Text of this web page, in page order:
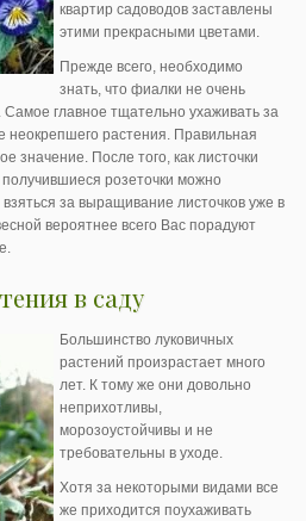
квартир садоводов заставлены
этими прекрасными цветами.
Прежде всего, необходимо
знать, что фиалки не очень
главное тщательно ухаживать за
неокрепшего растения. Правильная
значение. После того, как листочки
розеточки можно
за выращивание листочков уже в
вероятнее всего Вас порадуют
в саду
Большинство луковичных
растений произрастает много
лет. К тому же они довольно
неприхотливы,
морозоустойчивы и не
требовательны в уходе.
Хотя за некоторыми видами все
же приходится поухаживать